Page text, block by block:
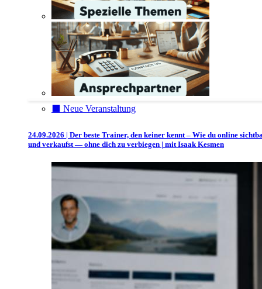
⬛️ Neue Veranstaltung
24.09.2026 | Der beste Trainer, den keiner kennt – Wie du online
und verkaufst — ohne dich zu verbiegen | mit Isaak Kesmen